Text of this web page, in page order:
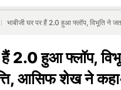
भाबीजी घर पर हैं 2.0 हुआ फ्लॉप, विभूति ने
हैं 2.0 हुआ फ्लॉप,
आसिफ शेख ने